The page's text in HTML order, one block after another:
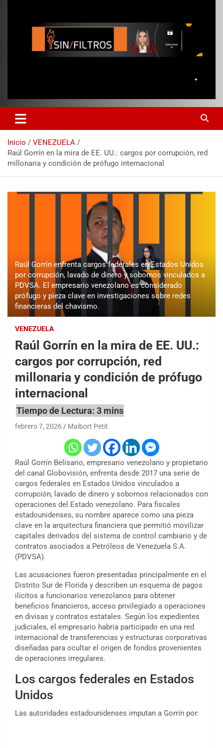
Inicio
VENEZUELA
Raúl Gorrín en la mira de EE. UU.: cargos por corrupción, red
millonaria y condición de prófugo internacional
Raúl Gorrín enfrenta cargos federales en Estados Unidos
por corrupción, lavado de dinero y sobornos vinculados a
PDVSA. El empresario venezolano es considerado
prófugo y pieza clave en investigaciones sobre redes
financieras del chavismo.
VENEZUELA
Raúl Gorrín en la mira de EE. UU.:
cargos por corrupción, red
millonaria y condición de prófugo
internacional
febrero 7, 2026 Maibort Petit
Raúl Gorrín Belisario, empresario venezolano y propietario
del canal Globovisión, enfrenta desde 2017 una serie de
cargos federales en Estados Unidos vinculados a
corrupción, lavado de dinero y sobornos relacionados con
operaciones del Estado venezolano. Para fiscales
estadounidenses, su nombre aparece como una pieza
clave en la arquitectura financiera que permitió movilizar
capitales derivados del sistema de control cambiario y de
contratos asociados a Petróleos de Venezuela S.A.
(PDVSA).
Las acusaciones fueron presentadas principalmente en el
Distrito Sur de Florida y describen un esquema de pagos
ilícitos a funcionarios venezolanos para obtener
beneficios financieros, acceso privilegiado a operaciones
en divisas y contratos estatales. Según los expedientes
judiciales, el empresario habría participado en una red
internacional de transferencias y estructuras corporativas
diseñadas para ocultar el origen de fondos provenientes
de operaciones irregulares.
Los cargos federales en Estados
Unidos
Las autoridades estadounidenses imputan a Gorrín por: